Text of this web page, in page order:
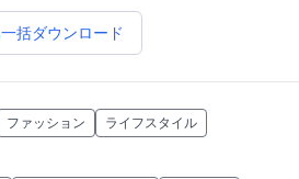
一括ダウンロード
ファッション ライフスタイル